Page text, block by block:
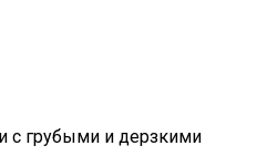
с грубыми и дерзкими